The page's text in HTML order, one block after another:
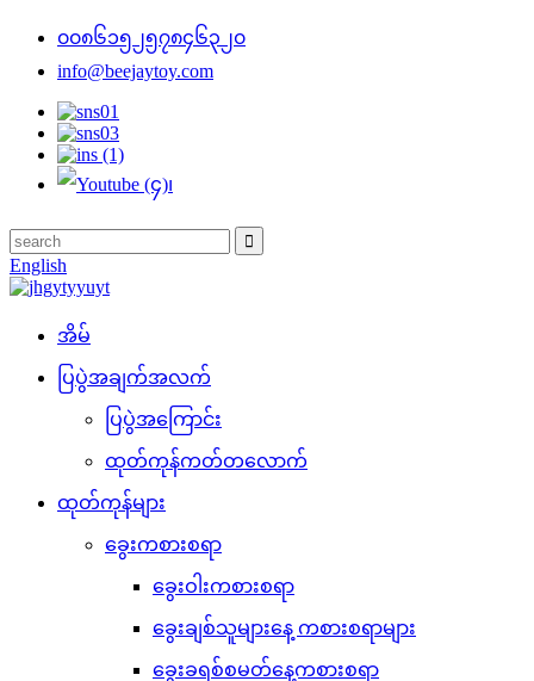
၀၀၈၆၁၅၂၅၇၈၄၆၃၂၀
info@beejaytoy.com
English
အိမ်
ပြပွဲအချက်အလက်
ပြပွဲအကြောင်း
ထုတ်ကုန်ကတ်တလောက်
ထုတ်ကုန်များ
ခွေးကစားစရာ
ခွေးဝါးကစားစရာ
ခွေးချစ်သူများနေ့ ကစားစရာများ
ခွေးခရစ်စမတ်နေ့ကစားစရာ